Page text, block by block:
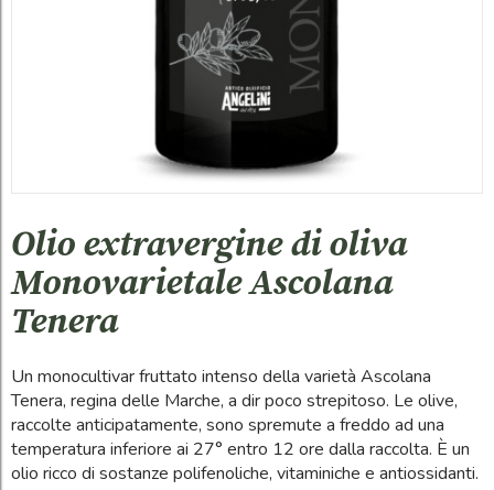
Olio extravergine di oliva
Monovarietale Ascolana
Tenera
Un monocultivar fruttato intenso della varietà Ascolana
Tenera, regina delle Marche, a dir poco strepitoso. Le olive,
raccolte anticipatamente, sono spremute a freddo ad una
temperatura inferiore ai 27° entro 12 ore dalla raccolta. È un
olio ricco di sostanze polifenoliche, vitaminiche e antiossidanti.